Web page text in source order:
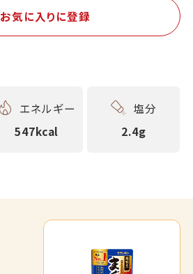
お気に入りに登録
エネルギー
547kcal
塩分
2.4g